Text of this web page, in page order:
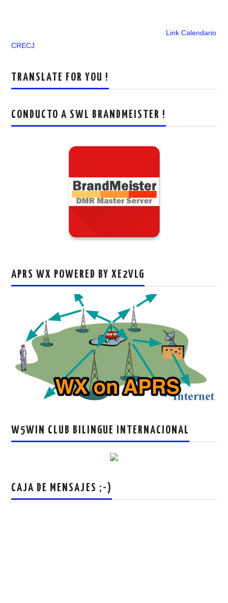
Link Calendario
CRECJ
TRANSLATE FOR YOU !
CONDUCTO A SWL BRANDMEISTER !
APRS WX POWERED BY XE2VLG
W5WIN CLUB BILINGUE INTERNACIONAL
CAJA DE MENSAJES ;-)